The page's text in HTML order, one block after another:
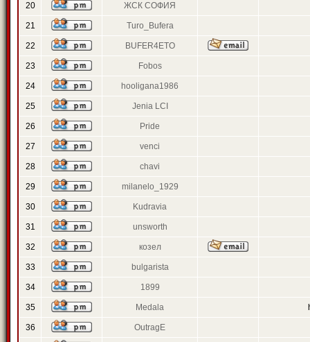
20 ЖСК СОФИЯ
21 Turo_Bufera
22 BUFER4ETO
23 Fobos
24 hooligana1986
25 Jenia LCI
26 Pride
27 venci
28 chavi
29 milanelo_1929
30 Kudravia
31 unsworth
32 козел
33 bulgarista
34 1899
35 Medala
36 OutragE